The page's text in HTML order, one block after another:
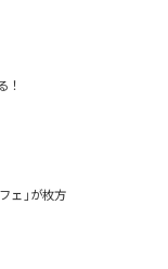
！
ェ｣が枚方